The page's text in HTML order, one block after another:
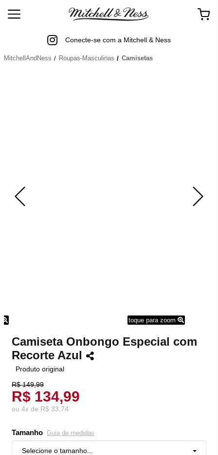
Conecte-se com a Mitchell & Ness
MitchellAndNess Roupas-Masculinas Camisetas
toque para zoom
Camiseta Onbongo Especial com
Recorte Azul
Produto original
R$ 149,99
R$ 134,99
ou 4x de R$ 33,74
Tamanho Guia de medidas
Selecione o tamanho...